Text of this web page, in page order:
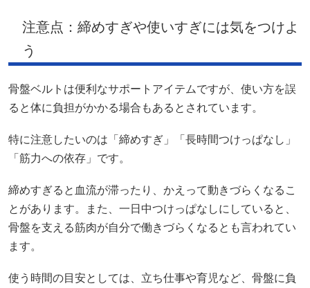
注意点：締めすぎや使いすぎには気をつけよ
う
骨盤ベルトは便利なサポートアイテムですが、使い方を誤
ると体に負担がかかる場合もあるとされています。
特に注意したいのは「締めすぎ」「長時間つけっぱなし」
「筋力への依存」です。
締めすぎると血流が滞ったり、かえって動きづらくなるこ
とがあります。また、一日中つけっぱなしにしていると、
骨盤を支える筋肉が自分で働きづらくなるとも言われてい
ます。
使う時間の目安としては、立ち仕事や育児など、骨盤に負